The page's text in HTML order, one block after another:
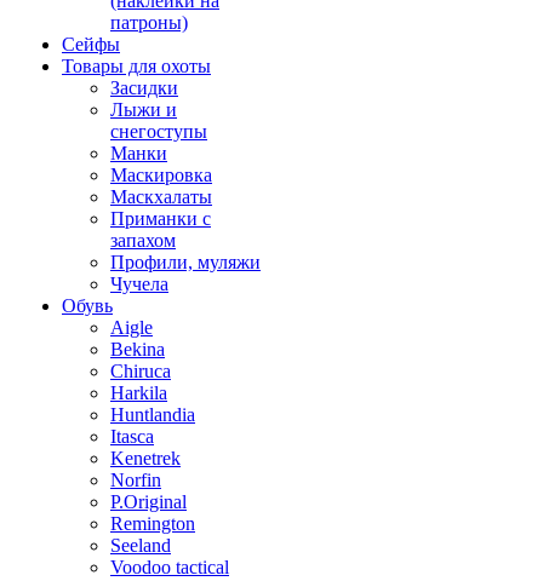
патроны)
Сейфы
Товары для охоты
Засидки
Лыжи и
снегоступы
Манки
Маскировка
Маскхалаты
Приманки с
запахом
Профили, муляжи
Чучела
Обувь
Aigle
Bekina
Chiruсa
Harkila
Huntlandia
Itasca
Kenetrek
Norfin
P.Original
Remington
Seeland
Voodoo tactical